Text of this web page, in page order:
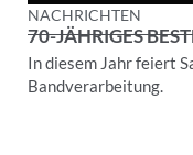
NACHRICHTEN
70-JÄHRIGES
In diesem Jahr feiert
Bandverarbeitung.